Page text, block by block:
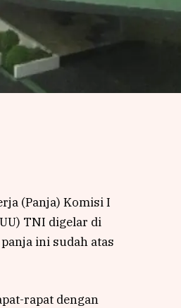
(Panja) Komisi I
TNI digelar di
ini sudah atas
rapat dengan